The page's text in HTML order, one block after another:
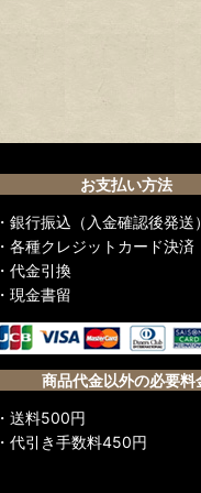
お支払い方法
・銀行振込（入金確認後発送
・各種クレジットカード決済
・代金引換
・現金書留
商品代金以外の必要料
・送料500円
・代引き手数料450円